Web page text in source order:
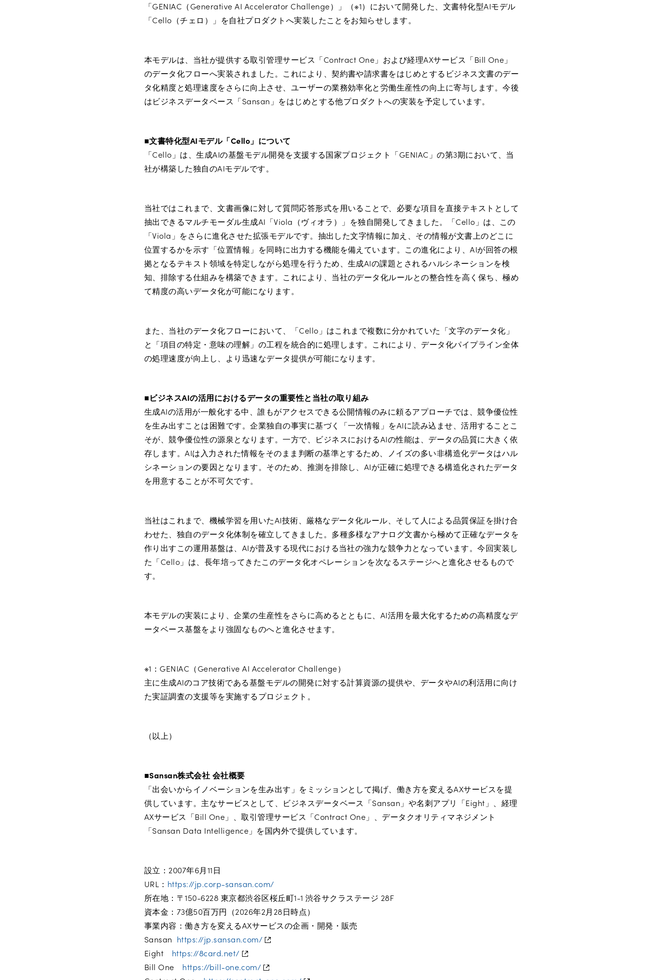
「GENIAC（Generative AI Accelerator Challenge）」（※1）において開発した、文書特化型AIモデル
「Cello（チェロ）」を自社プロダクトへ実装したことをお知らせします。
本モデルは、当社が提供する取引管理サービス「Contract One」および経理AXサービス「Bill One」
のデータ化フローへ実装されました。これにより、契約書や請求書をはじめとするビジネス文書のデー
タ化精度と処理速度をさらに向上させ、ユーザーの業務効率化と労働生産性の向上に寄与します。今後
はビジネスデータベース「Sansan」をはじめとする他プロダクトへの実装を予定しています。
■文書特化型AIモデル「Cello」について
「Cello」は、生成AIの基盤モデル開発を支援する国家プロジェクト「GENIAC」の第3期において、当
社が構築した独自のAIモデルです。
当社ではこれまで、文書画像に対して質問応答形式を用いることで、必要な項目を直接テキストとして
抽出できるマルチモーダル生成AI「Viola（ヴィオラ）」を独自開発してきました。「Cello」は、この
「Viola」をさらに進化させた拡張モデルです。抽出した文字情報に加え、その情報が文書上のどこに
位置するかを示す「位置情報」を同時に出力する機能を備えています。この進化により、AIが回答の根
拠となるテキスト領域を特定しながら処理を行うため、生成AIの課題とされるハルシネーションを検
知、排除する仕組みを構築できます。これにより、当社のデータ化ルールとの整合性を高く保ち、極め
て精度の高いデータ化が可能になります。
また、当社のデータ化フローにおいて、「Cello」はこれまで複数に分かれていた「文字のデータ化」
と「項目の特定・意味の理解」の工程を統合的に処理します。これにより、データ化パイプライン全体
の処理速度が向上し、より迅速なデータ提供が可能になります。
■ビジネスAIの活用におけるデータの重要性と当社の取り組み
生成AIの活用が一般化する中、誰もがアクセスできる公開情報のみに頼るアプローチでは、競争優位性
を生み出すことは困難です。企業独自の事実に基づく「一次情報」をAIに読み込ませ、活用することこ
そが、競争優位性の源泉となります。一方で、ビジネスにおけるAIの性能は、データの品質に大きく依
存します。AIは入力された情報をそのまま判断の基準とするため、ノイズの多い非構造化データはハル
シネーションの要因となります。そのため、推測を排除し、AIが正確に処理できる構造化されたデータ
を用意することが不可欠です。
当社はこれまで、機械学習を用いたAI技術、厳格なデータ化ルール、そして人による品質保証を掛け合
わせた、独自のデータ化体制を確立してきました。多種多様なアナログ文書から極めて正確なデータを
作り出すこの運用基盤は、AIが普及する現代における当社の強力な競争力となっています。今回実装し
た「Cello」は、長年培ってきたこのデータ化オペレーションを次なるステージへと進化させるもので
す。
本モデルの実装により、企業の生産性をさらに高めるとともに、AI活用を最大化するための高精度なデ
ータベース基盤をより強固なものへと進化させます。
※1：GENIAC（Generative AI Accelerator Challenge）
主に生成AIのコア技術である基盤モデルの開発に対する計算資源の提供や、データやAIの利活用に向け
た実証調査の支援等を実施するプロジェクト。
（以上）
■Sansan株式会社 会社概要
「出会いからイノベーションを生み出す」をミッションとして掲げ、働き方を変えるAXサービスを提
供しています。主なサービスとして、ビジネスデータベース「Sansan」や名刺アプリ「Eight」、経理
AXサービス「Bill One」、取引管理サービス「Contract One」、データクオリティマネジメント
「Sansan Data Intelligence」を国内外で提供しています。
設立：2007年6月11日
URL： https://jp.corp-sansan.com/
所在地：〒150-6228 東京都渋谷区桜丘町1-1 渋谷サクラステージ 28F
資本金：73億50百万円（2026年2月28日時点）
事業内容：働き方を変えるAXサービスの企画・開発・販売
Sansan https://jp.sansan.com/
Eight https://8card.net/
Bill One https://bill-one.com/